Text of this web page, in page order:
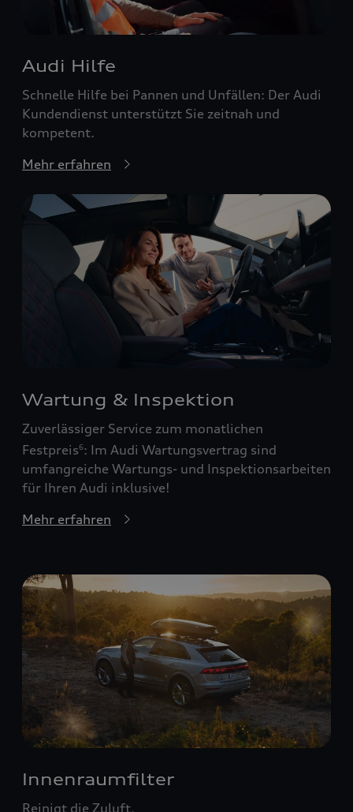
Audi Hilfe
Schnelle Hilfe bei Pannen und Unfällen: Der Audi
Kundendienst unterstützt Sie zeitnah und
kompetent.
Mehr erfahren
Wartung & Inspektion
Zuverlässiger Service zum monatlichen
Festpreis6: Im Audi Wartungsvertrag sind
umfangreiche Wartungs- und Inspektionsarbeiten
für Ihren Audi inklusive!
Mehr erfahren
Innenraumfilter
Reinigt die Zuluft.